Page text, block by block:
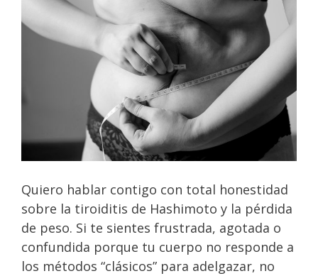
Quiero hablar contigo con total honestidad
sobre la tiroiditis de Hashimoto y la pérdida
de peso. Si te sientes frustrada, agotada o
confundida porque tu cuerpo no responde a
los métodos “clásicos” para adelgazar, no